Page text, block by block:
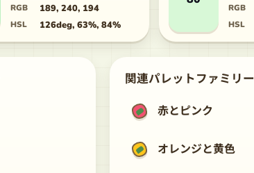
RGB 189, 240, 194
HSL 126deg, 63%, 84%
RGB
HSL
関連パレットファミリー
赤とピンク
オレンジと黄色